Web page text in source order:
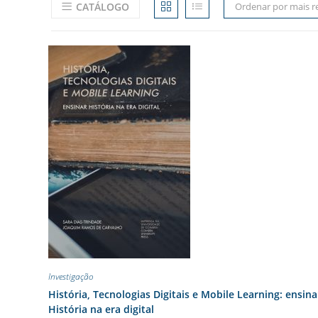
CATÁLOGO Ordenar por mais
Investigação
História, Tecnologias Digitais e Mobile Learning:
História na era digital